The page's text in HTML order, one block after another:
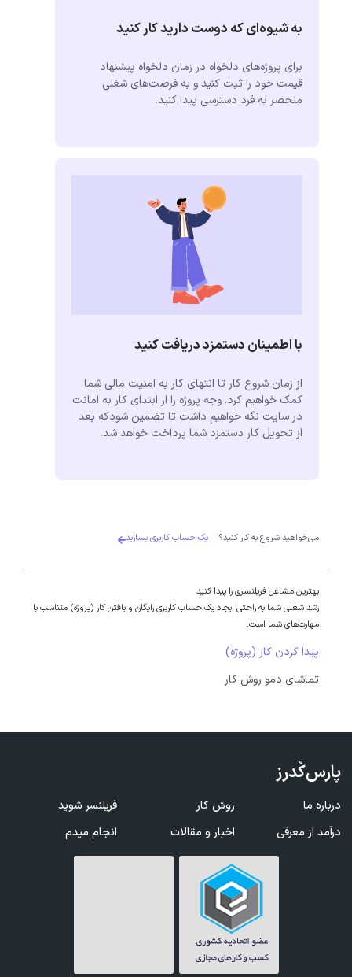
به شیوه‌ای که دوست دارید کار کنید
برای پروژه‌های دلخواه در زمان دلخواه پیشنهاد
قیمت خود را ثبت کنید و به فرصت‌های شغلی
منحصر به فرد دسترسی پیدا کنید.
با اطمینان دستمزد دریافت کنید
از زمان شروع کار تا انتهای کار به امنیت مالی شما
کمک خواهیم کرد. وجه پروژه را از ابتدای کار به امانت
در سایت نگه خواهیم داشت تا تضمین شودکه بعد
از تحویل کار دستمزد شما پرداخت خواهد شد.
می‌خواهید شروع به کار کنید؟ یک حساب کاربری بسازید
بهترین مشاغل فریلنسری را پیدا کنید
رشد شغلی شما به راحتی ایجاد یک حساب کاربری رایگان و یافتن کار (پروژه) متناسب با
مهارت‌های شما است.
پیدا کردن کار (پروژه)
تماشای دمو روش کار
پارس‌کُدرز
درباره ما روش کار
فریلنسر شوید
درآمد از معرفی
اخبار و مقالات انجام میدم